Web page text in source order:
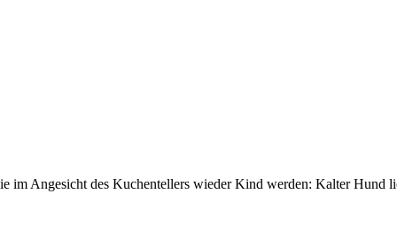
im Angesicht des Kuchentellers wieder Kind werden: Kalter Hund